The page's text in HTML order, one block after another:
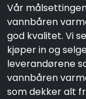
Vår
vannbåren
god kvalitet. Vi
kjøper in og
leverandørene
vannbåren
som dekker alt